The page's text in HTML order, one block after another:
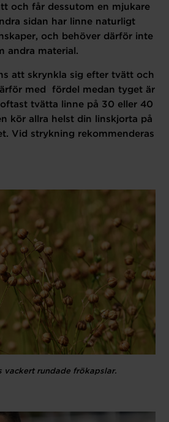
och får dessutom en mjukare
sidan har linne naturligt
och behöver därför inte
andra material.
att skrynkla sig efter tvätt och
med fördel medan tyget är
tvätta linne på 30 eller 40
kör allra helst din linskjorta på
Vid strykning rekommenderas
vackert rundade frökapslar.